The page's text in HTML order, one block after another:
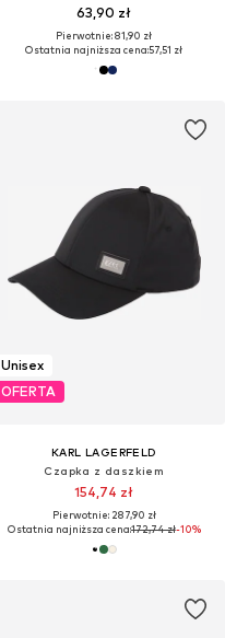
63,90 zł
Pierwotnie: 81,90 zł
Ostatnia najniższa cena:57,51 zł
Unisex
OFERTA
KARL LAGERFELD
Czapka z daszkiem
154,74 zł
Pierwotnie: 287,90 zł
Ostatnia najniższa cena:172,74 zł-10%